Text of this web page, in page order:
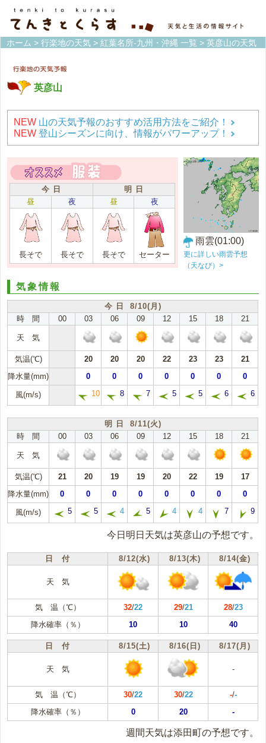
ホーム > 行楽地の天気 > 紅葉名所-九州・沖縄 一覧 > 英彦山の天気
英彦山
NEW 山の天気予報のおすすめ活用方法をご紹介！
NEW 登山シーズンに向け、情報がパワーアップ！
今 日
明 日
昼
夜 昼 夜
長そで 長そで 長そで セーター
雨雲(01:00)
更に詳しい雨雲予想
（天なび）>
気象情報
今 日 8/10(月)
時 間
00 03 06 09 12 15 18 21
天 気
気温(℃) 20 20 20 22 23 23
21
降水量(mm)
0 0 0 0 0 0 0
風(m/s) 10 8 7 5 5 6 6
明 日 8/11(火)
時 間
00 03 06 09 12 15 18 21
天 気
気温(℃) 21 20 19 19 20 22 19
17
降水量(mm)
0 0 0 0 0 0 0 0
風(m/s) 5 5 4 5 4 4 7 9
今日明日天気は英彦山の予想です。
日 付 8/12(水) 8/13(木) 8/14(金)
天 気
気 温（℃） 32/22 29/21 28/23
降水確率（％）
10 10 40
日 付 8/15(土) 8/16(日) 8/17(月)
天 気 -
気 温（℃） 30/22 30/22 -/-
降水確率（％）
0 20 -
週間天気は添田町の予想です。